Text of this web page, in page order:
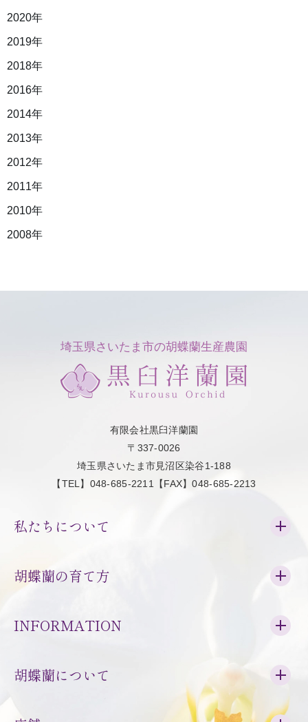
2020年
2019年
2018年
2016年
2014年
2013年
2012年
2011年
2010年
2008年
埼玉県さいたま市の胡蝶蘭生産農園
有限会社黒臼洋蘭園
〒337-0026
埼玉県さいたま市見沼区染谷1-188
【TEL】048-685-2211【FAX】048-685-2213
私たちについて
胡蝶蘭の育て方
INFORMATION
胡蝶蘭について